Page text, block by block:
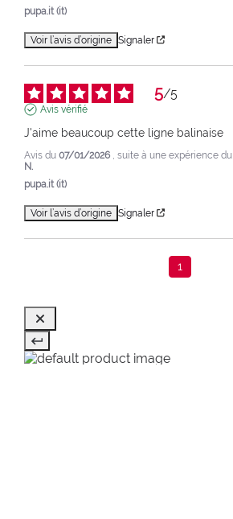
pupa.it (it)
Voir l’avis d’origine Signaler
5/5
Avis vérifié
J'aime beaucoup cette ligne balinaise
Avis du 07/01/2026 , suite à une expérience du
N.
pupa.it (it)
Voir l’avis d’origine Signaler
1